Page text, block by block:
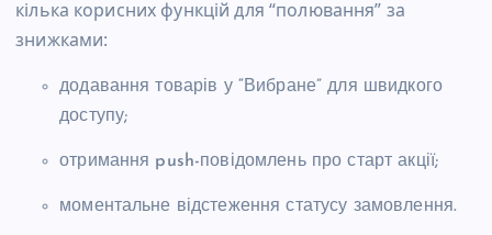
кілька корисних функцій для “полювання” за
знижками:
додавання товарів у “Вибране” для швидкого
доступу;
отримання push-повідомлень про старт акції;
моментальне відстеження статусу замовлення.